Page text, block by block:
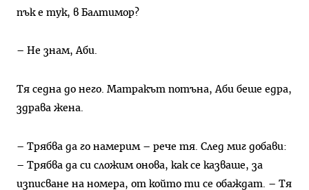
пък е тук, в Балтимор?
– Не знам, Аби.
Тя седна до него. Матракът потъна, Аби беше едра,
здрава жена.
– Трябва да го намерим – рече тя. След миг добави:
– Трябва да си сложим онова, как се казваше, за
изписване на номера, от който ти се обаждат. – Тя